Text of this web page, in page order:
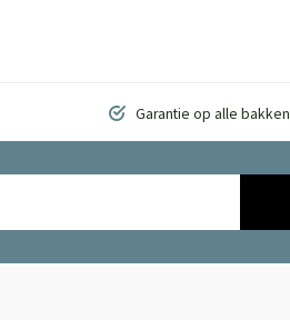
Garantie op alle bakken